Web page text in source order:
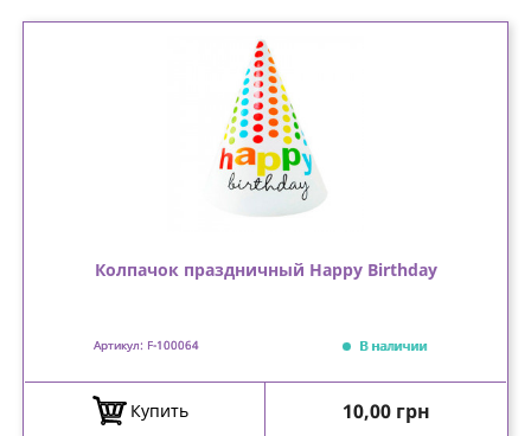
Колпачок праздничный Happy Birthday
Артикул: F-100064 В наличии
Купить Цена
10,00 грн